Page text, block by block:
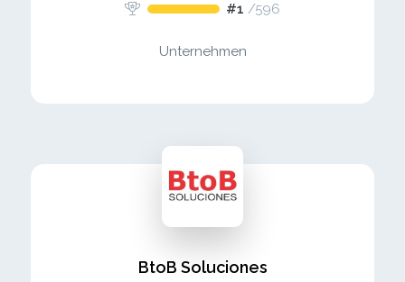
#1 /596
Unternehmen
BtoB Soluciones